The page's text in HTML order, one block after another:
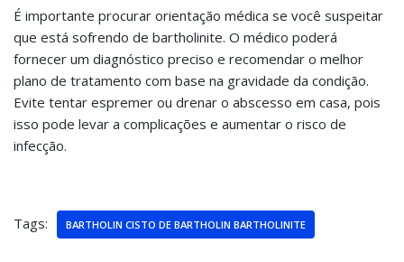
É importante procurar orientação médica se você suspeitar
que está sofrendo de bartholinite. O médico poderá
fornecer um diagnóstico preciso e recomendar o melhor
plano de tratamento com base na gravidade da condição.
Evite tentar espremer ou drenar o abscesso em casa, pois
isso pode levar a complicações e aumentar o risco de
infecção.
Tags: BARTHOLIN CISTO DE BARTHOLIN BARTHOLINITE